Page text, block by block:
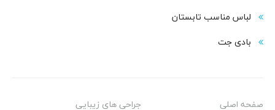
لباس مناسب تابستان
بادی‌ جت
صفحه اصلی جراحی های زیبایی